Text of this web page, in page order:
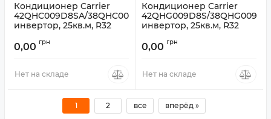
Кондиционер Carrier
42QHC009D8SA/38QHC009D8S,
инвертор, 25кв.м, R32
42QHC009D8SA/38QHC009D8S
0,00 грн
Нет на складе
Кондиционер Carrier
42QHG009D8S/
инвертор, 25кв.м, R32
42QHG009D8S/38QHG009D8S
0,00 грн
Нет на складе
1 2 все вперёд »